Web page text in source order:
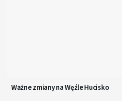
Ważne zmiany na Węźle Hucisko